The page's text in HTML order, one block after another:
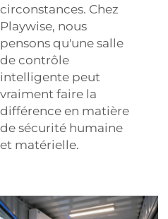
circonstances. Chez
Playwise, nous
pensons qu'une salle
de contrôle
intelligente peut
vraiment faire la
différence en matière
de sécurité humaine
et matérielle.